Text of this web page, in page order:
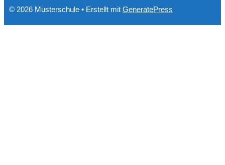
© 2026 Musterschule • Erstellt mit GeneratePress